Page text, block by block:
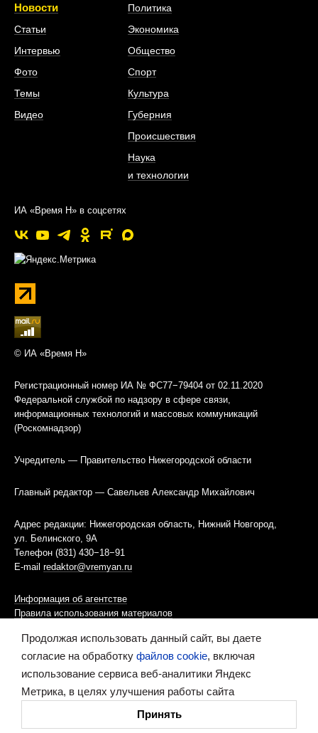
Новости
Статьи
Интервью
Фото
Темы
Видео
Политика
Экономика
Общество
Спорт
Культура
Губерния
Происшествия
Наука
и технологии
ИА «Время Н» в соцсетях
© ИА «Время Н»
Регистрационный номер ИА № ФС77−79404 от 02.11.2020
Федеральной службой по надзору в сфере связи,
информационных технологий и массовых коммуникаций
(Роскомнадзор)
Учредитель — Правительство Нижегородской области
Главный редактор — Савельев Александр Михайлович
Адрес редакции: Нижегородская область, Нижний Новгород,
ул. Белинского, 9А
Телефон (831) 430−18−91
E-mail redaktor@vremyan.ru
Информация об агентстве
Правила использования материалов
Информационная политика использования «cookies»-файлов
Ресурс содержит материалы 16+
Продолжая использовать данный сайт, вы даете
согласие на обработку файлов cookie, включая
использование сервиса веб-аналитики Яндекс
Метрика, в целях улучшения работы сайта
Принять